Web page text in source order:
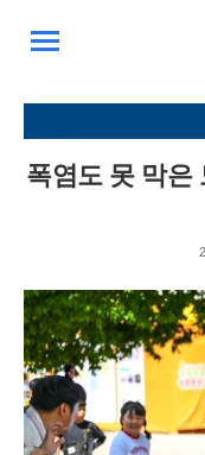
주
서
메
폭염도 못 막은